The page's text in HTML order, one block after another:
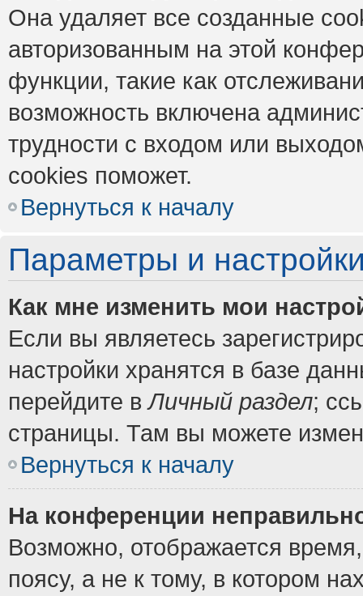
Она удаляет все созданные
авторизованным на этой
функции, такие как
возможность включена
трудности с входом или
cookies поможет.
Вернуться к началу
Параметры и
Как мне изменить мои
Если вы являетесь
настройки хранятся в базе
перейдите вЛичный раздел;
страницы. Там вы можете
Вернуться к началу
На конференции
Возможно, отображается
поясу, а не к тому, в котором